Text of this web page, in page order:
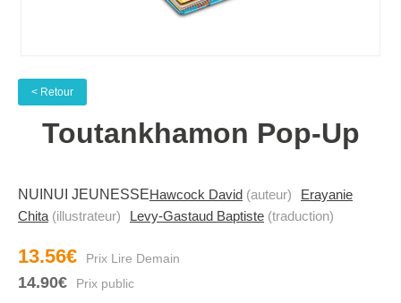
< Retour
Toutankhamon Pop-Up
NUINUI JEUNESSEHawcock David (auteur)
Erayanie
Chita (illustrateur) Levy-Gastaud Baptiste (traduction)
13.56€
14.90€